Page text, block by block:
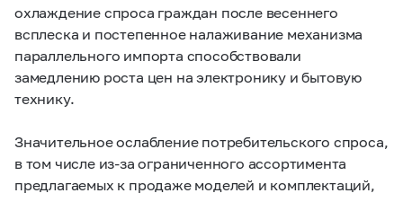
охлаждение спроса граждан после весеннего
всплеска и постепенное налаживание механизма
параллельного импорта способствовали
замедлению роста цен на электронику и бытовую
технику.
Значительное ослабление потребительского спроса,
в том числе из-за ограниченного ассортимента
предлагаемых к продаже моделей и комплектаций,